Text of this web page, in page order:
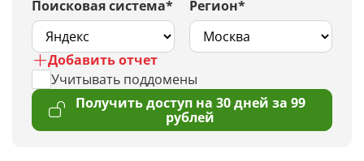
Поисковая система* Регион*
Добавить отчет
Учитывать поддомены
Получить доступ на 30 дней за 99
рублей